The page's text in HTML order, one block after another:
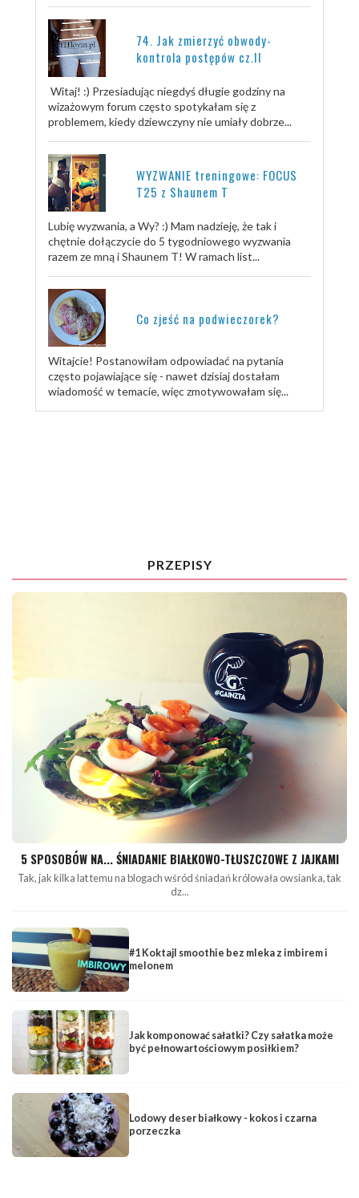
74. Jak zmierzyć obwody-
kontrola postępów cz.II
Witaj! :) Przesiadując niegdyś długie godziny na
wizażowym forum często spotykałam się z
problemem, kiedy dziewczyny nie umiały dobrze...
WYZWANIE treningowe: FOCUS
T25 z Shaunem T
Lubię wyzwania, a Wy? :) Mam nadzieję, że tak i
chętnie dołączycie do 5 tygodniowego wyzwania
razem ze mną i Shaunem T! W ramach list...
Co zjeść na podwieczorek?
Witajcie! Postanowiłam odpowiadać na pytania
często pojawiające się - nawet dzisiaj dostałam
wiadomość w temacie, więc zmotywowałam się...
PRZEPISY
5 SPOSOBÓW NA... ŚNIADANIE BIAŁKOWO-TŁUSZCZOWE Z JAJKAMI
Tak, jak kilka lat temu na blogach wśród śniadań królowała owsianka, tak
dz...
#1 Koktajl smoothie bez mleka z imbirem i
melonem
Jak komponować sałatki? Czy sałatka może
być pełnowartościowym posiłkiem?
Lodowy deser białkowy - kokos i czarna
porzeczka